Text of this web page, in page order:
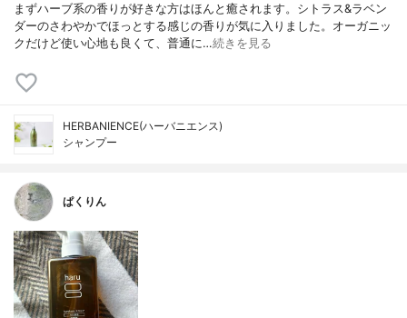
まずハーブ系の香りが好きな方はほんと癒されます。シトラス&ラベン
ダーのさわやかでほっとする感じの香りが気に入りました。オーガニッ
クだけど使い心地も良くて、普通に…続きを見る
HERBANIENCE(ハーバニエンス)
シャンプー
ぱくりん